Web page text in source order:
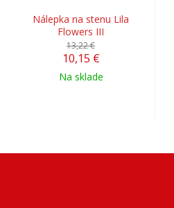
Nálepka na stenu Lila
Flowers III
13,22 €
10,15 €
Na sklade